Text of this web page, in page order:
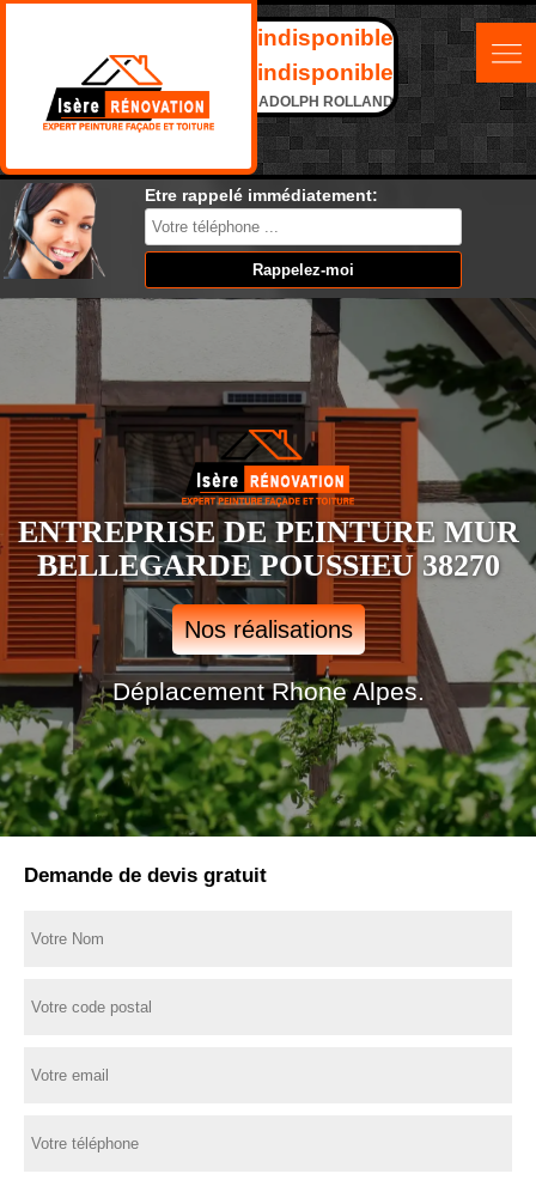
indisponible
indisponible
ADOLPH ROLLAND
Etre rappelé immédiatement:
ENTREPRISE DE PEINTURE MUR
BELLEGARDE POUSSIEU 38270
Nos réalisations
Déplacement Rhone Alpes.
Demande de devis gratuit